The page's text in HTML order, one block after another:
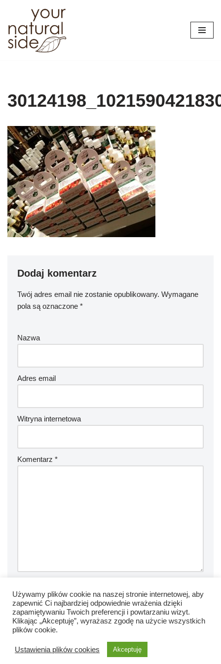
Przejdź
do
treści
Dodaj komentarz
Twój adres email nie zostanie opublikowany. Wymagane
pola są oznaczone *
Nazwa
Adres email
Witryna internetowa
Komentarz *
Zapamiętaj moje dane w tej przeglądarce podczas pisania
kolejnych komentarzy.
Używamy plików cookie na naszej stronie internetowej, aby
zapewnić Ci najbardziej odpowiednie wrażenia dzięki
zapamiętywaniu Twoich preferencji i powtarzaniu wizyt.
Klikając „Akceptuję”, wyrażasz zgodę na użycie wszystkich
plików cookie.
Ustawienia plików cookies Akceptuję